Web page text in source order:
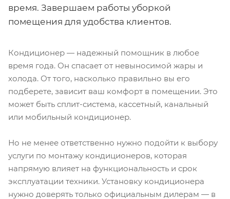
время. Завершаем работы уборкой
помещения для удобства клиентов.
Кондиционер — надежный помощник в любое
время года. Он спасает от невыносимой жары и
холода. От того, насколько правильно вы его
подберете, зависит ваш комфорт в помещении. Это
может быть сплит-система, кассетный, канальный
или мобильный кондиционер.
Но не менее ответственно нужно подойти к выбору
услуги по монтажу кондиционеров, которая
напрямую влияет на функциональность и срок
эксплуатации техники. Установку кондиционера
нужно доверять только официальным дилерам — в